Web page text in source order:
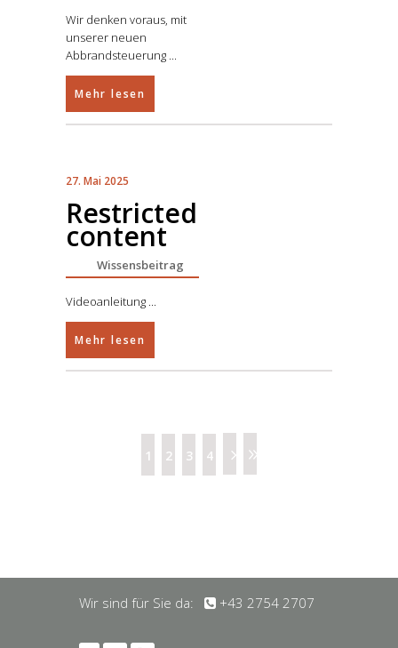
Wir denken voraus, mit
unserer neuen
Abbrandsteuerung
Mehr lesen
27. Mai 2025
Restricted
content
Wissensbeitrag
Videoanleitung
Mehr lesen
1 2 3 4
Wir sind für Sie da: +43 2754 2707